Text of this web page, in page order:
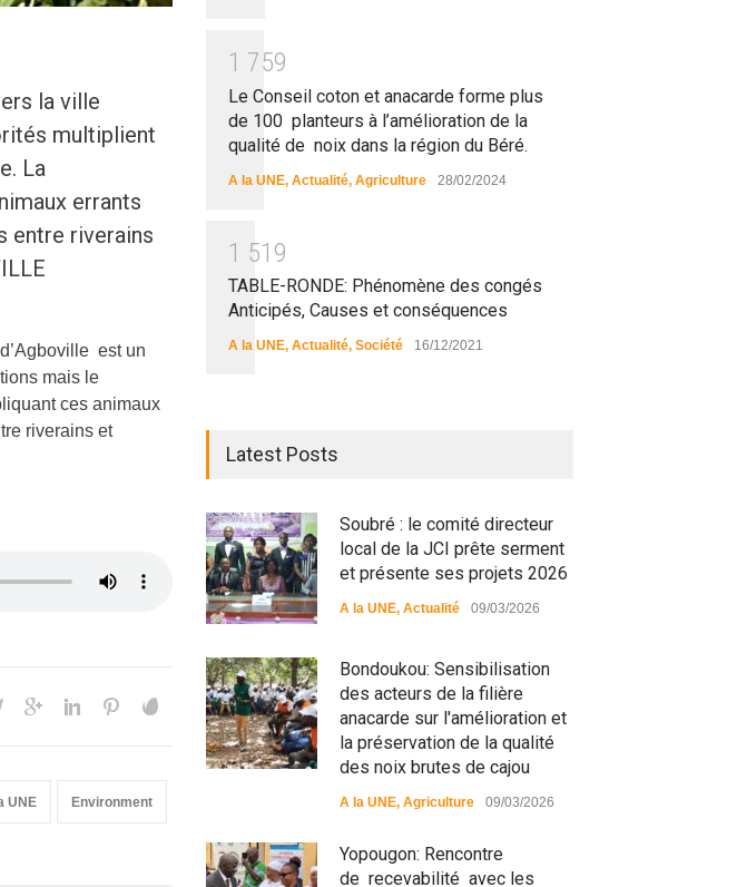
la ville
multiplient
La
errants
entre riverains
est un
mais le
ces animaux
riverains et
UNE Environment
1 759
Le Conseil coton et anacarde forme plus
de 100 planteurs à l’amélioration de la
qualité de noix dans la région du Béré.
A la UNE, Actualité, Agriculture 28/02/2024
1 51 9
TABLE-RONDE: Phénomène des congés
Anticipés, Causes et conséquences
A la UNE, Actualité, Société 16/12/2021
Latest Posts
Soubré : le comité directeur
local de la JCI prête serment
et présente ses projets 2026
A la UNE, Actualité 09/03/2026
Bondoukou: Sensibilisation
des acteurs de la filière
anacarde sur l'amélioration et
la préservation de la qualité
des noix brutes de cajou
A la UNE, Agriculture 09/03/2026
Yopougon: Rencontre
de recevabilité avec les